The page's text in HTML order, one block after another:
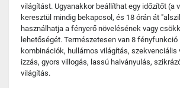
világítást. Ugyanakkor beállíthat egy időzítőt (a
keresztül mindig bekapcsol, és 18 órán át
használhatja a fényerő növelésének vagy
lehetőségét. Természetesen van 8
kombinációk, hullámos világítás, szekvenciális
izzás, gyors villogás, lassú halványulás,
világítás.